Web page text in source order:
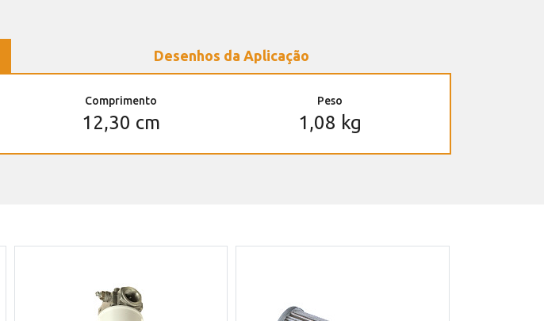
Desenhos da Aplicação
Comprimento
12,30 cm
Peso
1,08 kg